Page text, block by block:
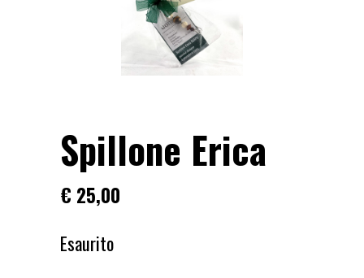
Spillone Erica
€ 25,00
Esaurito